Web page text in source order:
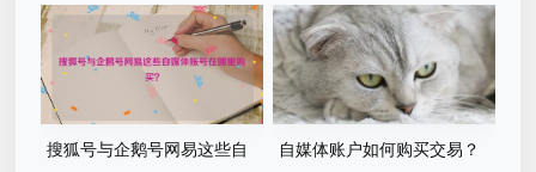
搜狐号与企鹅号网易这些自
自媒体账户如何购买交易？